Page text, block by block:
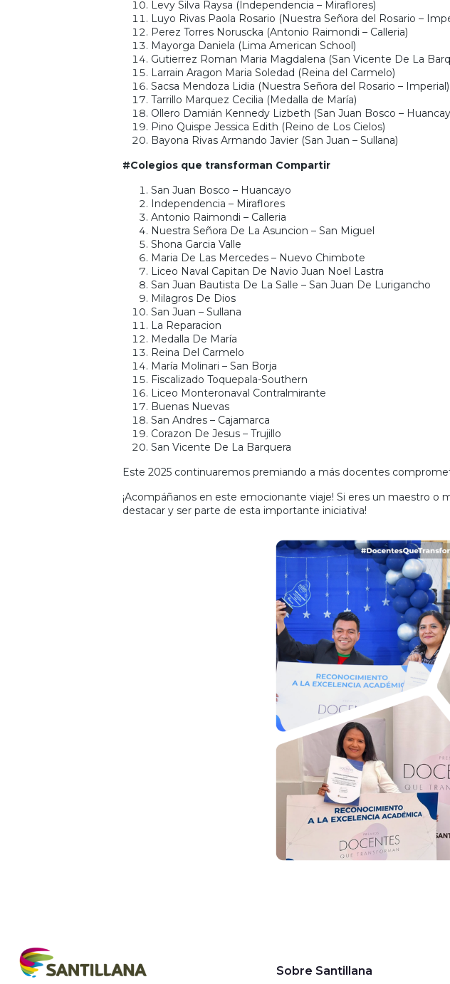
Levy Silva Raysa (Independencia – Miraflores)
Luyo Rivas Paola Rosario (Nuestra Señora del Rosario –
Perez Torres Noruscka (Antonio Raimondi – Calleria)
Mayorga Daniela (Lima American School)
Gutierrez Roman Maria Magdalena (San Vicente De La
Larrain Aragon Maria Soledad (Reina del Carmelo)
Sacsa Mendoza Lidia (Nuestra Señora del Rosario – Imperial)
Tarrillo Marquez Cecilia (Medalla de María)
Ollero Damián Kennedy Lizbeth (San Juan Bosco –
Pino Quispe Jessica Edith (Reino de Los Cielos)
Bayona Rivas Armando Javier (San Juan – Sullana)
#Colegios que transforman Compartir
San Juan Bosco – Huancayo
Independencia – Miraflores
Antonio Raimondi – Calleria
Nuestra Señora De La Asuncion – San Miguel
Shona Garcia Valle
Maria De Las Mercedes – Nuevo Chimbote
Liceo Naval Capitan De Navio Juan Noel Lastra
San Juan Bautista De La Salle – San Juan De Lurigancho
Milagros De Dios
San Juan – Sullana
La Reparacion
Medalla De María
Reina Del Carmelo
María Molinari – San Borja
Fiscalizado Toquepala-Southern
Liceo Monteronaval Contralmirante
Buenas Nuevas
San Andres – Cajamarca
Corazon De Jesus – Trujillo
San Vicente De La Barquera
Este 2025 continuaremos premiando a más docentes
¡Acompáñanos en este emocionante viaje! Si eres un maestro
destacar y ser parte de esta importante iniciativa!
Sobre Santillana